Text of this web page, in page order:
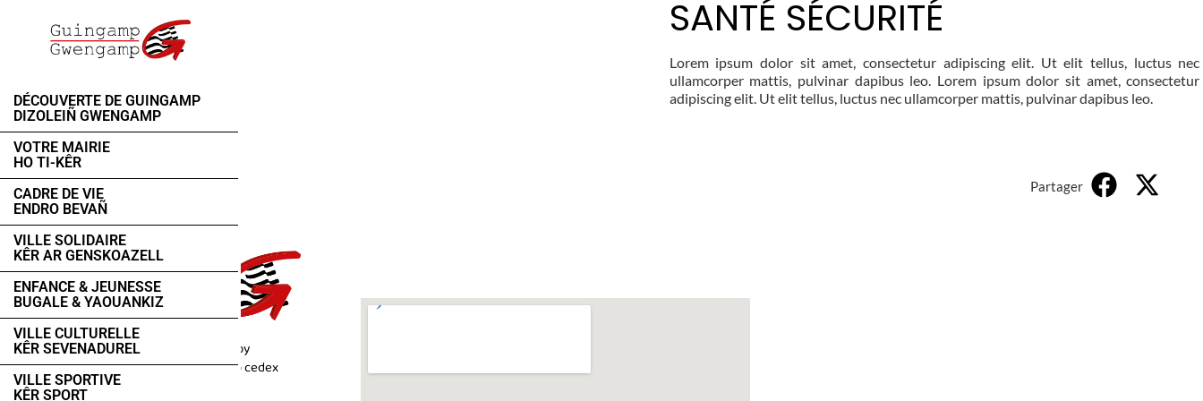
DÉCOUVERTE DE GUINGAMP
DIZOLEIÑ GWENGAMP
VOTRE MAIRIE
HO TI-KÊR
CADRE DE VIE
ENDRO BEVAÑ
VILLE SOLIDAIRE
KÊR AR GENSKOAZELL
ENFANCE & JEUNESSE
BUGALE & YAOUANKIZ
VILLE CULTURELLE
KÊR SEVENADUREL
VILLE SPORTIVE
KÊR SPORT
SANTÉ SÉCURITÉ
Lorem ipsum dolor sit amet, consectetur adipiscing elit. Ut elit tellus, luctus nec
ullamcorper mattis, pulvinar dapibus leo. Lorem ipsum dolor sit amet, consectetur
adipiscing elit. Ut elit tellus, luctus nec ullamcorper mattis, pulvinar dapibus leo.
Partager
1, place du Champ au Roy
BP 50 543 22205 Guingamp cedex